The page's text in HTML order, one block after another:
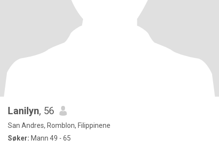
Lanilyn, 56
San Andres, Romblon, Filippinene
Søker: Mann 49 - 65